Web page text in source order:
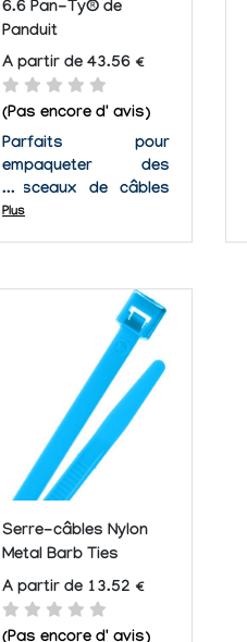
6.6 Pan-Ty® de
Panduit
A partir de 43.56 €
(Pas encore d' avis)
Parfaits pour
empaqueter des
faisceaux de câbles
dans les racks, les
de contrôle. La queue
de ce serre-câbles
est conçue de façon
intelligente pour
permettre d'être
enfilée et enlevée...
Plus
Serre-câbles Nylon
Metal Barb Ties
A partir de 13.52 €